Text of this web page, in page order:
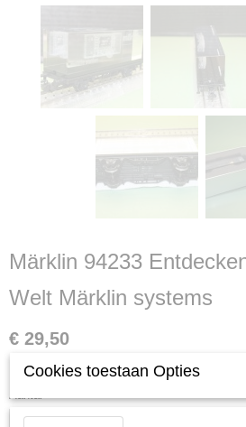
Märklin 94233
Welt Märklin systems
€ 29,50
Op voorraad
Aantal
Cookies toestaan Opties